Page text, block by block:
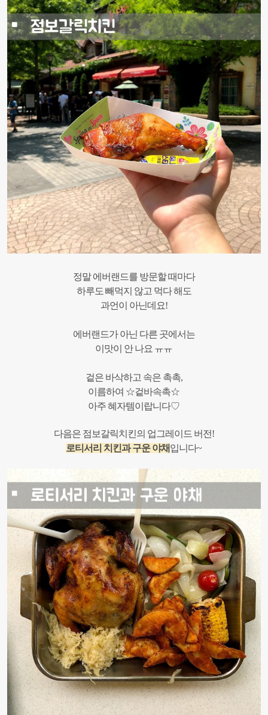
정말 에버랜드를 방문할 때마다
하루도 빼먹지 않고 먹다 해도
과언이 아닌데요!
에버랜드가 아닌 다른 곳에서는
이맛이 안 나요 ㅠㅠ
겉은 바삭하고 속은 촉촉,
이름하여 ☆겉바속촉☆
아주 혜자템이랍니다♡
다음은 점보갈릭치킨의 업그레이드 버전!
로티서리 치킨과 구운 야채입니다~